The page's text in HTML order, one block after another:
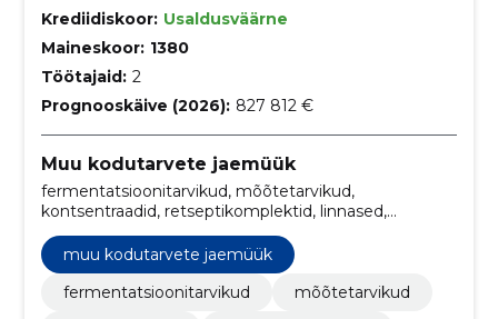
Krediidiskoor: Usaldusväärne
Maineskoor: 1380
Töötajaid: 2
Prognooskäive (2026): 827 812 €
Muu kodutarvete jaemüük
fermentatsioonitarvikud, mõõtetarvikud,
kontsentraadid, retseptikomplektid, linnased,
Humalagraanulid, õllepärmid, lisandid,
Pruulimistarvikud, Vaadid, kraanid
muu kodutarvete jaemüük
fermentatsioonitarvikud
mõõtetarvikud